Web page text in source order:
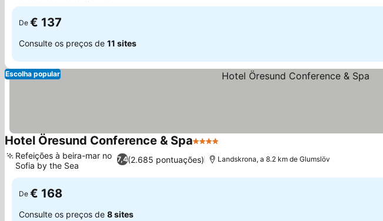
De € 137
Consulte os preços de 11 sites
Escolha popular
Hotel Öresund Conference & Spa4 Estrelas
7,4(2.685 pontuações)
Refeições à beira-mar no
Sofia by the Sea
Landskrona, a 8.2 km de Glumslöv
De € 168
Consulte os preços de 8 sites